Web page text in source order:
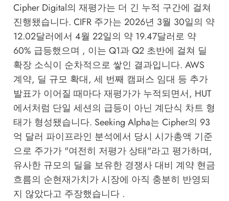
Cipher Digital의 재평가는 더 긴 누적 구간에 걸쳐
진행됐습니다. CIFR 주가는 2026년 3월 30일의 약
12.02달러에서 4월 22일의 약 19.47달러로 약
60% 급등했으며 , 이는 Q1과 Q2 초반에 걸쳐 딜
확장 소식이 순차적으로 쌓인 결과입니다. AWS
계약, 딜 규모 확대, 세 번째 캠퍼스 임대 등 추가
발표가 이어질 때마다 재평가가 누적되면서, HUT
에서처럼 단일 세션의 급등이 아닌 계단식 차트 형
태가 형성됐습니다. Seeking Alpha는 Cipher의 93
억 달러 파이프라인 분석에서 당시 시가총액 기준
으로 주가가 "여전히 저평가 상태"라고 평가하며,
유사한 규모의 딜을 보유한 경쟁사 대비 계약 현금
흐름의 순현재가치가 시장에 아직 충분히 반영되
지 않았다고 주장했습니다 .